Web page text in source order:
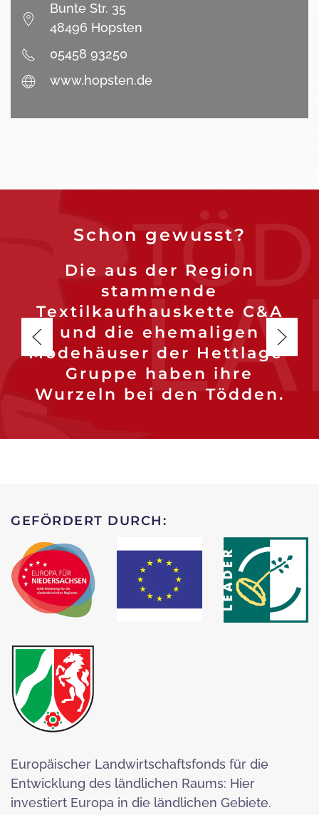
Bunte Str. 35
48496 Hopsten
05458 93250
www.hopsten.de
Schon gewusst?
Die aus der Region
stammende
Textilkaufhauskette C&A
und die ehemaligen
Modehäuser der Hettlage-
Gruppe haben ihre
Wurzeln bei den Tödden.
GEFÖRDERT DURCH:
Europäischer Landwirtschaftsfonds für die
Entwicklung des ländlichen Raums: Hier
investiert Europa in die ländlichen Gebiete.